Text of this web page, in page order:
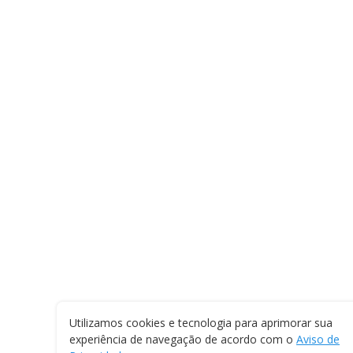
Utilizamos cookies e tecnologia para aprimorar sua
experiência de navegação de acordo com o Aviso de